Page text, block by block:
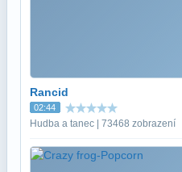
Rancid
02:44
Hudba a tanec | 73468 zobrazení